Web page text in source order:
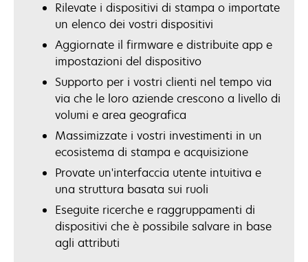
Rilevate i dispositivi di stampa o importate
un elenco dei vostri dispositivi
Aggiornate il firmware e distribuite app e
impostazioni del dispositivo
Supporto per i vostri clienti nel tempo via
via che le loro aziende crescono a livello di
volumi e area geografica
Massimizzate i vostri investimenti in un
ecosistema di stampa e acquisizione
Provate un'interfaccia utente intuitiva e
una struttura basata sui ruoli
Eseguite ricerche e raggruppamenti di
dispositivi che è possibile salvare in base
agli attributi